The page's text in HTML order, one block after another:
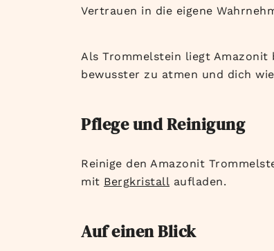
Vertrauen in die eigene
Als Trommelstein liegt Amazonit
bewusster zu atmen und dich
Pflege und Reinigung
Reinige den Amazonit
mit Bergkristall aufladen.
Auf einen Blick